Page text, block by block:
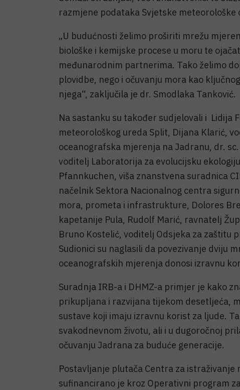
razmjene podataka Svjetske meteorološke
„U budućnosti želimo proširiti mrežu
biološke i kemijske procese u moru te
međunarodnim partnerima. Tako želimo
plovidbe, nego i očuvanju mora kao
njega“, zaključila je dr. Smodlaka Tanković.
Na sastanku su također sudjelovali i Lidija
meteorološkog ureda Split, Dijana Klarić,
oceanografska mjerenja na Jadranu, dr.
voditelj Laboratorija za evolucijsku
Pfannkuchen, viša znanstvena suradnica
načelnik Sektora Nacionalnog centra
mora, prometa i infrastrukture, Dolores
kapetanije Pula, Rudolf Marić, ravnatelj
Bruno Kostelić, voditelj Odsjeka za zaštitu
Sudionici su naglasili da povezivanje dviju
oceanografskih mjerenja donosi izravnu
Suradnja IRB-a i DHMZ-a primjer je kako
prikupljana i razvijana tijekom desetljeća,
sustave koji imaju izravnu korist za ljude.
svakodnevnom životu, ali i u dugoročnoj
očuvanju Jadrana za buduće generacije.
Postavljanje plutača Centra za istraživanje
sufinancirano je kroz Operativni program